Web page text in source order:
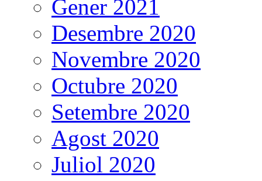
Gener 2021
Desembre 2020
Novembre 2020
Octubre 2020
Setembre 2020
Agost 2020
Juliol 2020